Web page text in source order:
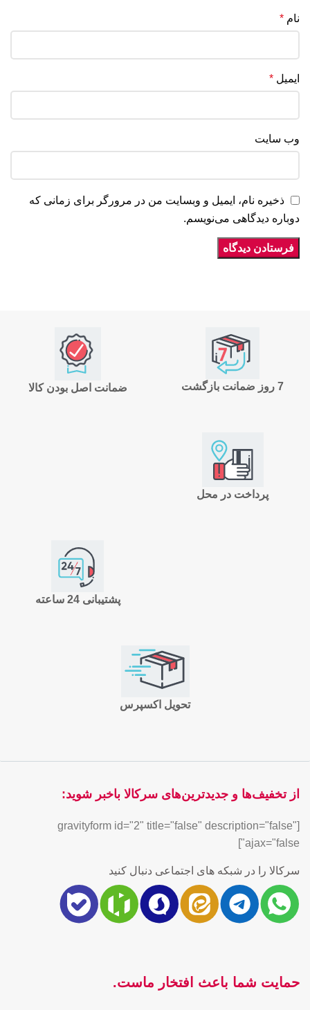
نام *
ایمیل *
وب‌ سایت
ذخیره نام، ایمیل و وبسایت من در مرورگر برای زمانی که
دوباره دیدگاهی می‌نویسم.
ضمانت اصل بودن کالا 7 روز ضمانت بازگشت
پرداخت در محل
پشتیبانی 24 ساعته
تحویل اکسپرس
از تخفیف‌ها و جدیدترین‌های سرکالا باخبر شوید:
[gravityform id="2" title="false" description="false"
ajax="false"]
سرکالا را در شبکه های اجتماعی دنبال کنید
حمایت شما باعث افتخار ماست.